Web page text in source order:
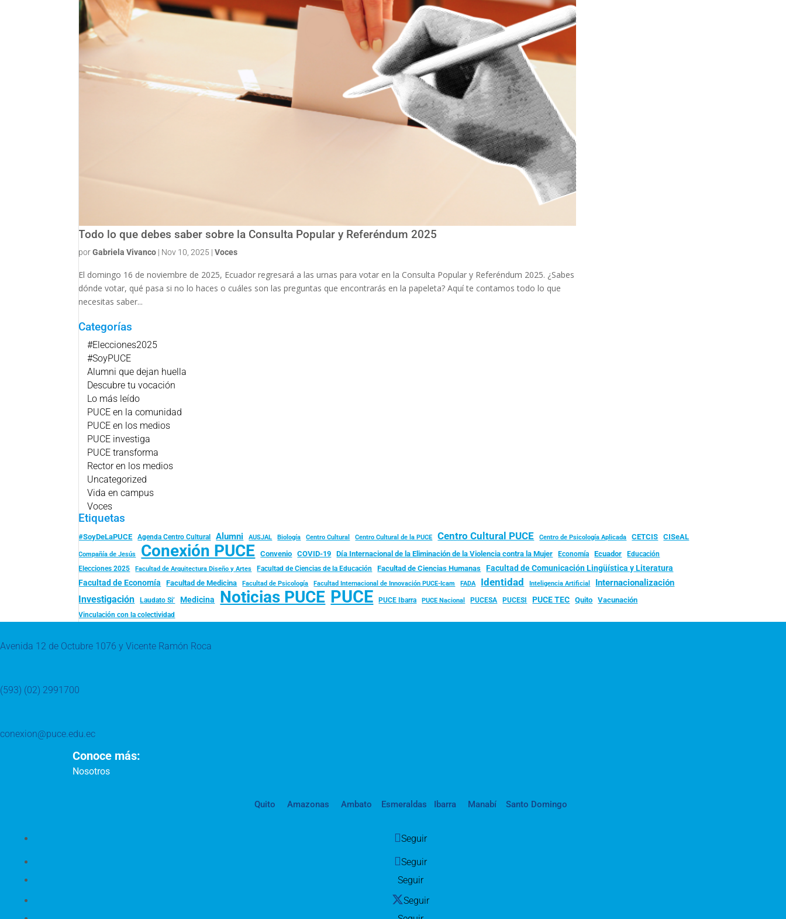
Todo lo que debes saber sobre la Consulta Popular y Referéndum 2025
porGabriela Vivanco | Nov 10, 2025 |Voces
El domingo 16 de noviembre de 2025, Ecuador regresará a las urnas para votar en la Consulta Popular y Referéndum 2025. ¿Sabes
dónde votar, qué pasa si no lo haces o cuáles son las preguntas que encontrarás en la papeleta? Aquí te contamos todo lo que
necesitas saber...
Categorías
#Elecciones2025
#SoyPUCE
Alumni que dejan huella
Descubre tu vocación
Lo más leído
PUCE en la comunidad
PUCE en los medios
PUCE investiga
PUCE transforma
Rector en los medios
Uncategorized
Vida en campus
Voces
Etiquetas
#SoyDeLaPUCE Agenda Centro Cultural Alumni AUSJAL Biología Centro Cultural Centro Cultural de la PUCE Centro Cultural PUCE Centro de Psicología Aplicada CETCIS CISeAL
Compañía de Jesús Conexión PUCE Convenio COVID-19 Día Internacional de la Eliminación de la Violencia contra la Mujer Economía Ecuador
Educación
Elecciones 2025
Facultad de Arquitectura Diseño y Artes Facultad de Ciencias de la Educación Facultad de Ciencias Humanas Facultad de Comunicación Lingüística y Literatura
Facultad de Economía Facultad de Medicina Facultad de Psicología Facultad Internacional de Innovación PUCE-Icam FADA Identidad Inteligencia Artificial Internacionalización
Investigación Laudato Si’ Medicina Noticias PUCE PUCE PUCE Ibarra PUCE Nacional PUCESA PUCESI PUCE TEC Quito Vacunación
Vinculación con la colectividad
Avenida 12 de Octubre 1076 y Vicente Ramón Roca
(593) (02) 2991700
conexion@puce.edu.ec
Conoce más:
Nosotros
Quito Amazonas Ambato Esmeraldas Ibarra Manabí Santo Domingo
Seguir
Seguir
Seguir
Seguir